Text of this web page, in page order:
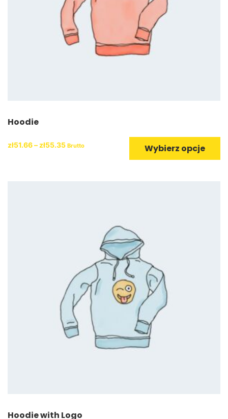
Quick View
Hoodie
zł51.66–zł55.35 Brutto Wybierz opcje
Hoodie with Logo